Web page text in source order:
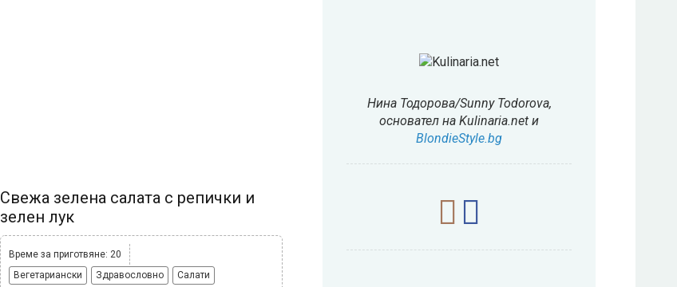
Свежа зелена салата с репички и
зелен лук
Време за приготвяне: 20
Вегетариански
Здравословно Салати
Нина Тодорова/Sunny Todorova,
основател на Kulinaria.net и
BlondieStyle.bg